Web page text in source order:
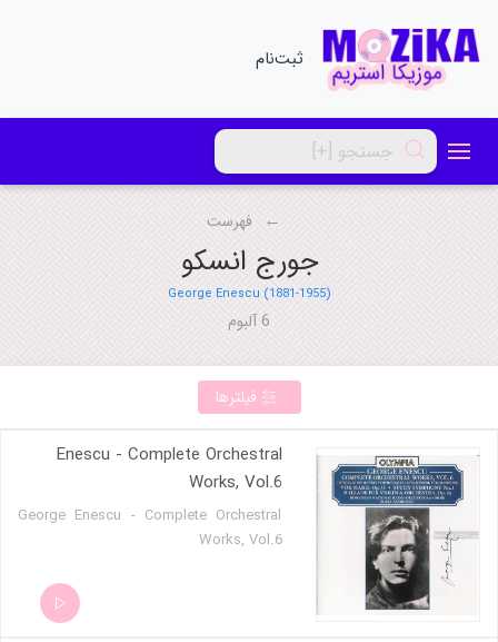
ثبت‌نام
فهرست
جورج انسکو
George Enescu (1881-1955)
فیلترها
Enescu - Complete Orchestral
Works, Vol.6
George Enescu - Complete Orchestral
Works, Vol.6